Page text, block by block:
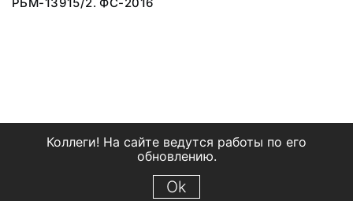
Коллеги! На сайте ведутся работы по его
обновлению.
Ok